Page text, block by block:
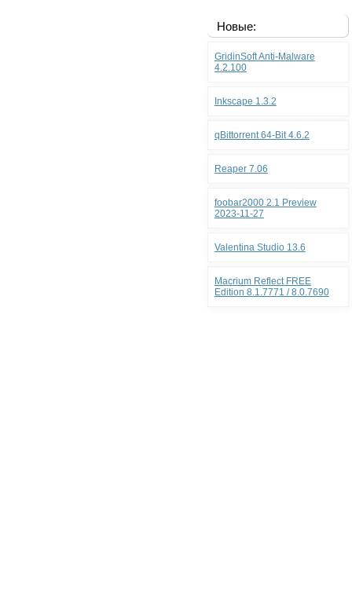
Новые:
GridinSoft Anti-Malware
4.2.100
Inkscape 1.3.2
qBittorrent 64-Bit 4.6.2
Reaper 7.06
foobar2000 2.1 Preview
2023-11-27
Valentina Studio 13.6
Macrium Reflect FREE
Edition 8.1.7771 / 8.0.7690